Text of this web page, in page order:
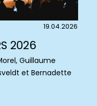
19.04.2026
2026
Guillaume
et Bernadette